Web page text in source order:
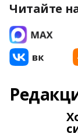
Читайте